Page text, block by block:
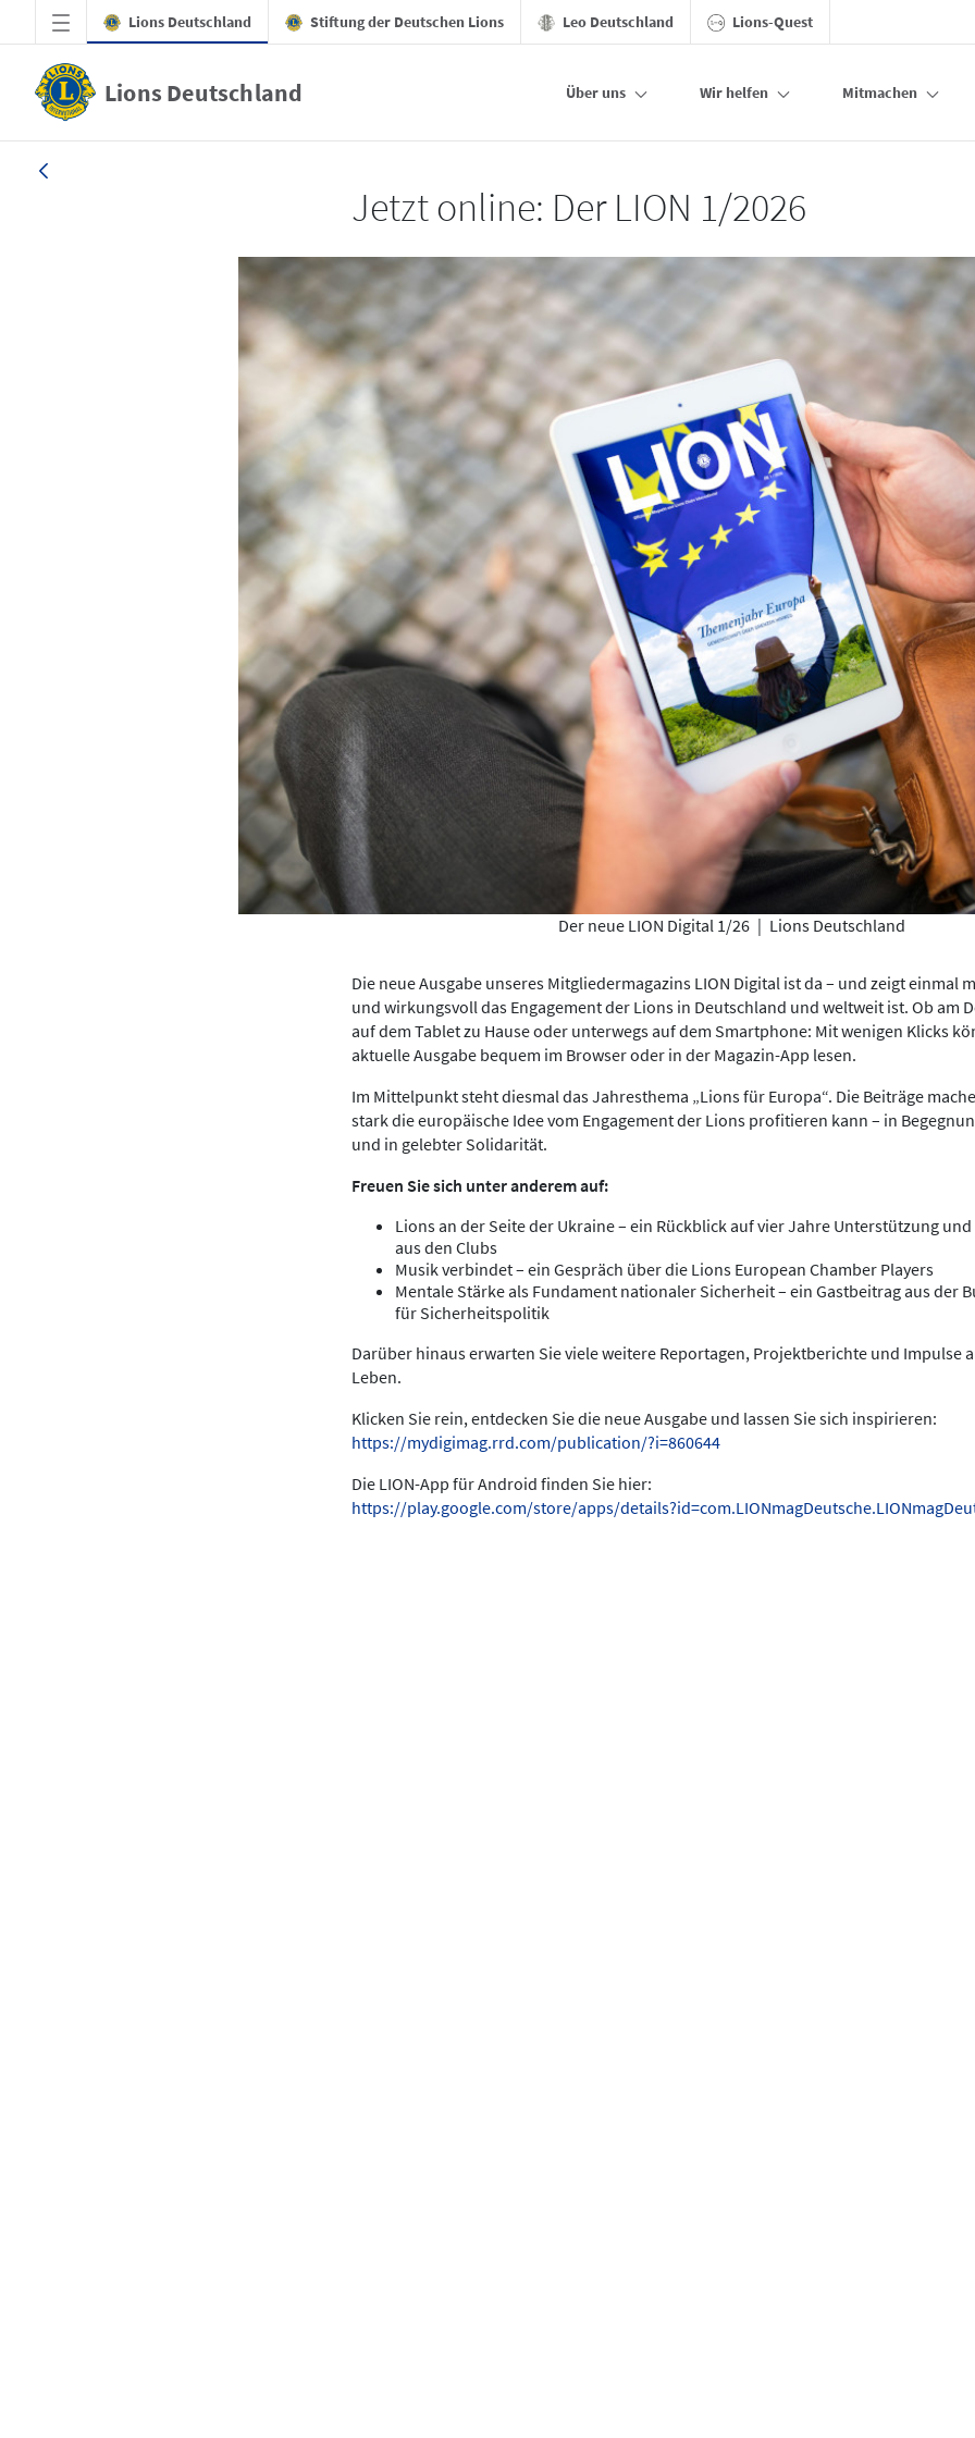
Zum Hauptinhalt springen
Lions Deutschland Stiftung der Deutschen Lions Leo Deutschland Lions-Quest
Lions Deutschland Über uns Wir helfen Mitmachen
Jetzt online: Der LION 1/2026
Der neue LION Digital 1/26 | Lions Deutschland
Die neue Ausgabe unseres Mitgliedermagazins LION Digital ist da – und zeigt einmal
und wirkungsvoll das Engagement der Lions in Deutschland und weltweit ist. Ob am
auf dem Tablet zu Hause oder unterwegs auf dem Smartphone: Mit wenigen Klicks
aktuelle Ausgabe bequem im Browser oder in der Magazin-App lesen.
Im Mittelpunkt steht diesmal das Jahresthema „Lions für Europa“. Die Beiträge
stark die europäische Idee vom Engagement der Lions profitieren kann – in
und in gelebter Solidarität.
Freuen Sie sich unter anderem auf:
Lions an der Seite der Ukraine – ein Rückblick auf vier Jahre Unterstützung
aus den Clubs
Musik verbindet – ein Gespräch über die Lions European Chamber Players
Mentale Stärke als Fundament nationaler Sicherheit – ein Gastbeitrag aus der
für Sicherheitspolitik
Darüber hinaus erwarten Sie viele weitere Reportagen, Projektberichte und Impulse
Leben.
Klicken Sie rein, entdecken Sie die neue Ausgabe und lassen Sie sich inspirieren:
https://mydigimag.rrd.com/publication/?i=860644
Die LION-App für Android finden Sie hier:
https://play.google.com/store/apps/